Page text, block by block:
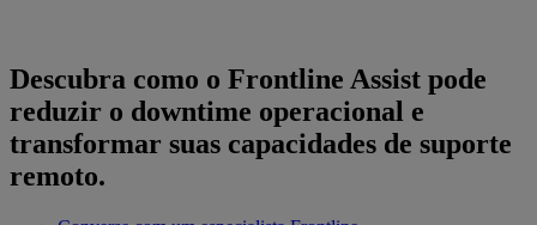
Descubra como o Frontline Assist pode
reduzir o downtime operacional e
transformar suas capacidades de suporte
remoto.